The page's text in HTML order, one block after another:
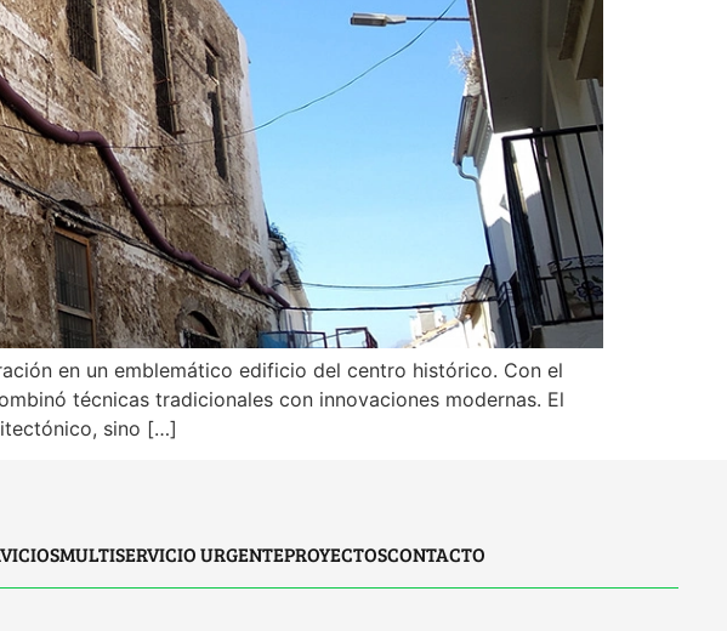
en un emblemático edificio del centro histórico. Con el
técnicas tradicionales con innovaciones modernas. El
sino […]
MULTISERVICIO URGENTEPROYECTOSCONTACTO